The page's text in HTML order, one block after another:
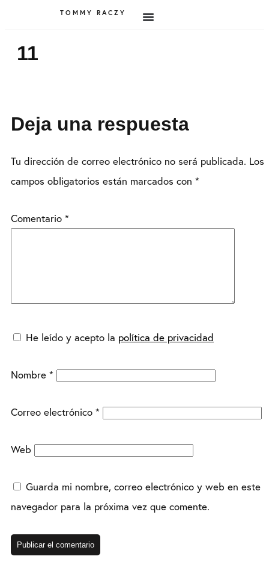
TOMMY RACZY
11
Deja una respuesta
Tu dirección de correo electrónico no será publicada. Los
campos obligatorios están marcados con *
Comentario *
He leído y acepto la política de privacidad
Nombre *
Correo electrónico *
Web
Guarda mi nombre, correo electrónico y web en este
navegador para la próxima vez que comente.